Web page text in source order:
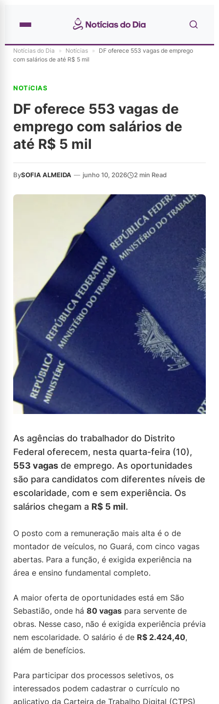
Notícias do Dia » Notícias » DF oferece 553 vagas de emprego
com salários de até R$ 5 mil
NOTíCIAS
DF oferece 553 vagas de
emprego com salários de
até R$ 5 mil
BySOFIA ALMEIDA — junho 10, 2026 2 min Read
As agências do trabalhador do Distrito
Federal oferecem, nesta quarta-feira (10),
553 vagas de emprego. As oportunidades
são para candidatos com diferentes níveis de
escolaridade, com e sem experiência. Os
salários chegam a R$ 5 mil.
O posto com a remuneração mais alta é o de
montador de veículos, no Guará, com cinco vagas
abertas. Para a função, é exigida experiência na
área e ensino fundamental completo.
A maior oferta de oportunidades está em São
Sebastião, onde há 80 vagas para servente de
obras. Nesse caso, não é exigida experiência prévia
nem escolaridade. O salário é de R$ 2.424,40,
além de benefícios.
Para participar dos processos seletivos, os
interessados podem cadastrar o currículo no
aplicativo da Carteira de Trabalho Digital (CTPS)